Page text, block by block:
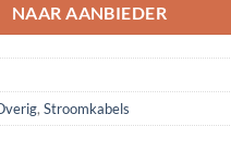
NAAR AANBIEDER
, Stroomkabels